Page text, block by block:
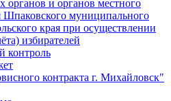
органов и органов местного
Шпаковского муниципального
края при осуществлении
избирателей
контроль
контракта г. Михайловск"